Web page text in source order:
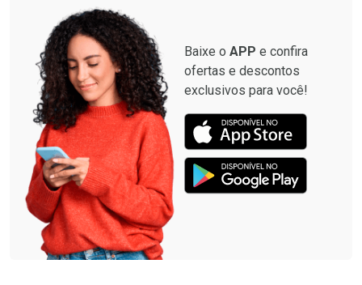
Baixe o APP e confira
ofertas e descontos
exclusivos para você!